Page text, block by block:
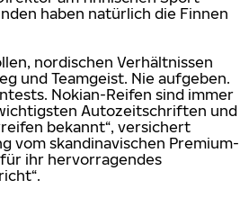
haben natürlich die Finnen
nordischen Verhältnissen
und Teamgeist. Nie aufgeben.
Nokian-Reifen sind immer
Autozeitschriften und
bekannt“, versichert
vom skandinavischen Premium-
ihr hervorragendes